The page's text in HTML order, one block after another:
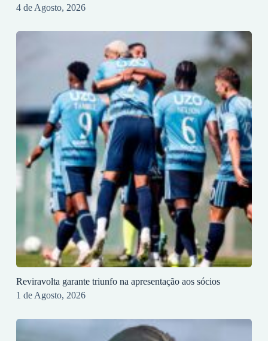
4 de Agosto, 2026
Reviravolta garante triunfo na apresentação aos sócios
1 de Agosto, 2026